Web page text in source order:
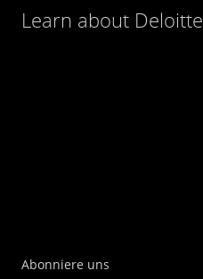
Learn about Deloitte
Abonniere uns